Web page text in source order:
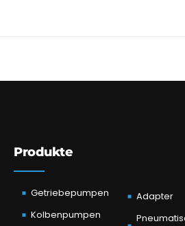
Produkte
Getriebepumpen
Kolbenpumpen
Adapter